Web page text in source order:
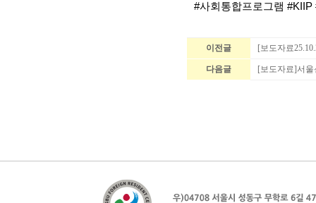
#사회통합프로그램
이전글 [보도자료
다음글 [보도자료]서